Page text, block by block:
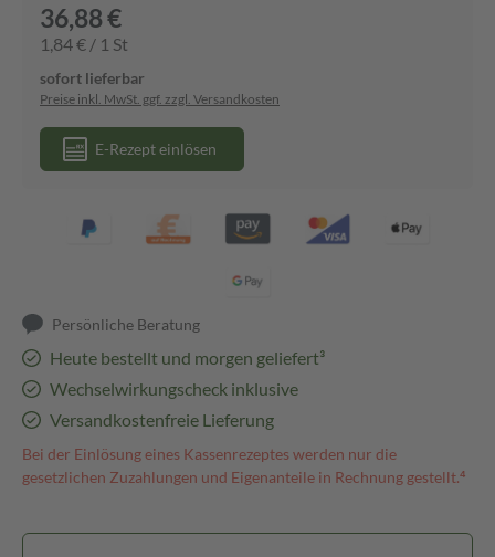
36,88 €
1,84 € / 1 St
sofort lieferbar
Preise inkl. MwSt. ggf. zzgl. Versandkosten
E-Rezept einlösen
Persönliche Beratung
Heute bestellt und morgen geliefert³
Wechselwirkungscheck inklusive
Versandkostenfreie Lieferung
Bei der Einlösung eines Kassenrezeptes werden nur die
gesetzlichen Zuzahlungen und Eigenanteile in Rechnung gestellt.⁴